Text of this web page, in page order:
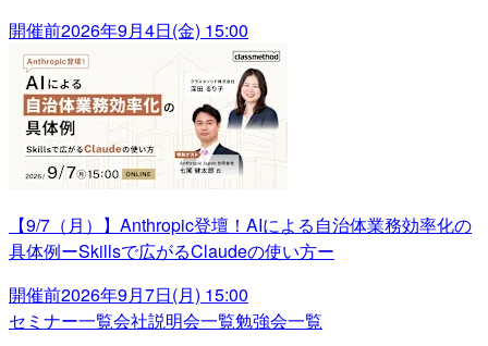
開催前2026年9月4日(金) 15:00
【9/7（月）】Anthropic登壇！AIによる自治体業務効率化の
具体例ーSkillsで広がるClaudeの使い方ー
開催前2026年9月7日(月) 15:00
セミナー一覧会社説明会一覧勉強会一覧